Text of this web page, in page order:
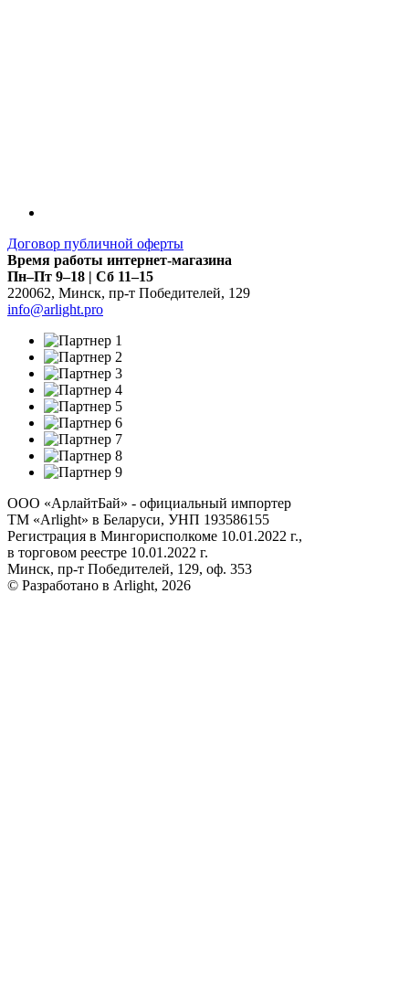
Договор публичной оферты
Время работы интернет-магазина
Пн–Пт 9–18 | Сб 11–15
220062, Минск, пр-т Победителей, 129
info@arlight.pro
ООО «АрлайтБай» - официальный импортер
ТМ «Arlight» в Беларуси, УНП 193586155
Регистрация в Мингорисполкоме 10.01.2022 г.,
в торговом реестре 10.01.2022 г.
Минск, пр-т Победителей, 129, оф. 353
© Разработано в Arlight, 2026